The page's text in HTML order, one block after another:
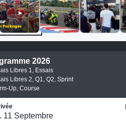
2026
Libres 1, Essais
Libres 2, Q1, Q2, Sprint
Up, Course
11 Septembre